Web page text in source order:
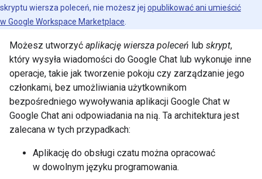
skryptu wiersza poleceń, nie możesz jej opublikować ani umieścić
w Google Workspace Marketplace.
Możesz utworzyć aplikację wiersza poleceń lub skrypt,
który wysyła wiadomości do Google Chat lub wykonuje inne
operacje, takie jak tworzenie pokoju czy zarządzanie jego
członkami, bez umożliwiania użytkownikom
bezpośredniego wywoływania aplikacji Google Chat w
Google Chat ani odpowiadania na nią. Ta architektura jest
zalecana w tych przypadkach:
Aplikację do obsługi czatu można opracować
w dowolnym języku programowania.